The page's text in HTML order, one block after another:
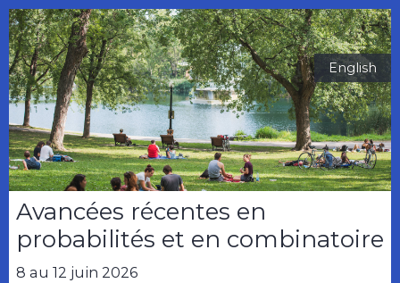
Avancées récentes en
probabilités et en combinatoire
8 au 12 juin 2026
English